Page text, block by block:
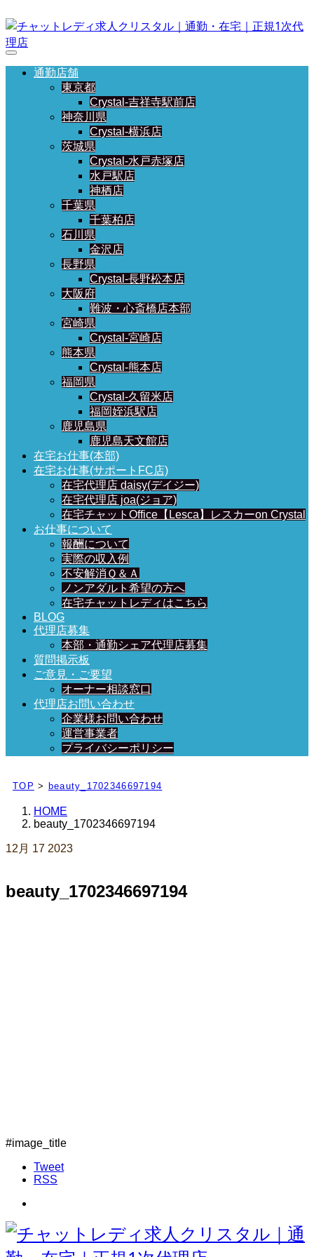
通勤店舗
東京都
Crystal-吉祥寺駅前店
神奈川県
Crystal-横浜店
茨城県
Crystal-水戸赤塚店
水戸駅店
神栖店
千葉県
千葉柏店
石川県
金沢店
長野県
Crystal-長野松本店
大阪府
難波・心斎橋店本部
宮崎県
Crystal-宮崎店
熊本県
Crystal-熊本店
福岡県
Crystal-久留米店
福岡姪浜駅店
鹿児島県
鹿児島天文館店
在宅お仕事(本部)
在宅お仕事(サポートFC店)
在宅代理店 daisy(デイジー)
在宅代理店 joa(ジョア)
在宅チャットOffice【Lesca】レスカーon Crystal
お仕事について
報酬について
実際の収入例
不安解消Ｑ＆Ａ
ノンアダルト希望の方へ
在宅チャットレディはこちら
BLOG
代理店募集
本部・通勤シェア代理店募集
質問掲示板
ご意見・ご要望
オーナー相談窓口
代理店お問い合わせ
企業様お問い合わせ
運営事業者
プライバシーポリシー
TOP > beauty_1702346697194
HOME
beauty_1702346697194
12月 17 2023
beauty_1702346697194
#image_title
Tweet
RSS